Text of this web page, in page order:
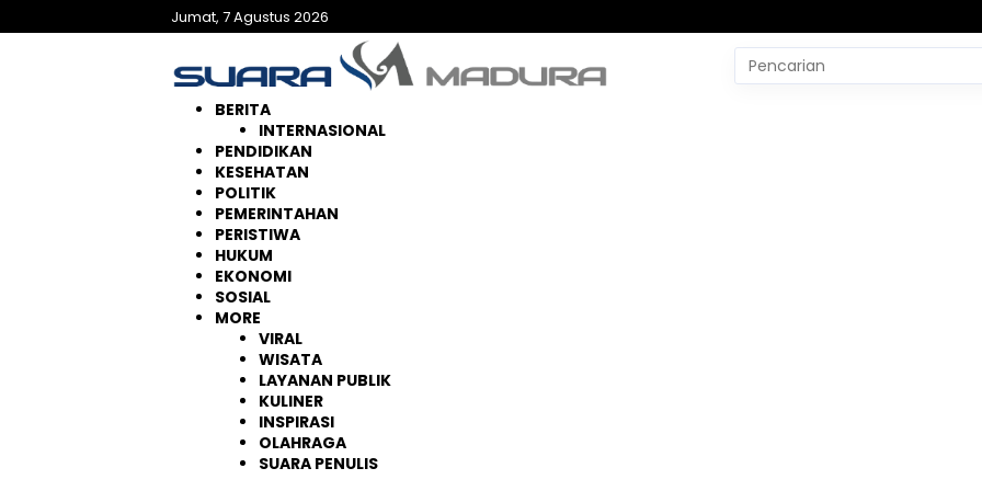
ke
Jumat, 7 Agustus 2026
Pencarian
untuk:
BERITA
INTERNASIONAL
PENDIDIKAN
KESEHATAN
POLITIK
PEMERINTAHAN
PERISTIWA
HUKUM
EKONOMI
SOSIAL
MORE
VIRAL
WISATA
LAYANAN PUBLIK
KULINER
INSPIRASI
OLAHRAGA
SUARA PENULIS